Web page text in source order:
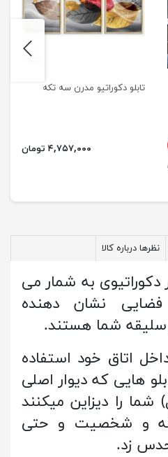
تابلو دکوراتیو مدرن سه تکه
۴,۷۵۷,۰۰۰ تومان
نظرها درباره کالا
دکوراتیوی به شمار می
نشان دهنده
شما هستند.
اتاق خود استفاده
هایی که دیوار اصلی
شما را دیزاین میکنند
و شخصیت و حتی
زد.